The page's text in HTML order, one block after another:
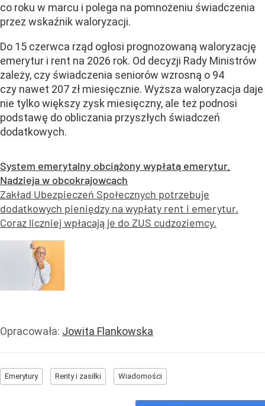
co roku w marcu i polega na pomnożeniu świadczenia
przez wskaźnik waloryzacji.
Do 15 czerwca rząd ogłosi prognozowaną waloryzację
emerytur i rent na 2026 rok. Od decyzji Rady Ministrów
zależy, czy świadczenia seniorów wzrosną o 94
czy nawet 207 zł miesięcznie. Wyższa waloryzacja daje
nie tylko większy zysk miesięczny, ale też podnosi
podstawę do obliczania przyszłych świadczeń
dodatkowych.
System emerytalny obciążony wypłatą emerytur.
Nadzieja w obcokrajowcach
Zakład Ubezpieczeń Społecznych potrzebuje
dodatkowych pieniędzy na wypłaty rent i emerytur.
Coraz liczniej wpłacają je do ZUS cudzoziemcy.
Opracowała: Jowita Flankowska
Emerytury Renty i zasiłki Wiadomości